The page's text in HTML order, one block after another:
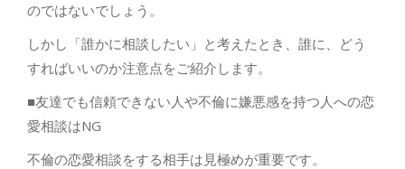
のではないでしょう。
しかし「誰かに相談したい」と考えたとき、誰に、どう
すればいいのか注意点をご紹介します。
■友達でも信頼できない人や不倫に嫌悪感を持つ人への恋
愛相談はNG
不倫の恋愛相談をする相手は見極めが重要です。